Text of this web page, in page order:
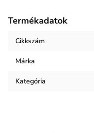
Termék súlya
Keret anyaga
Kárpit anyaga
Termékadatok
Cikkszám
Márka
Kategória